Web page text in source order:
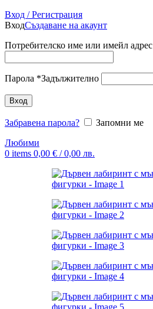
Вход / Регистрация
ВходСъздаване на акаунт
Потребителско име или имейл адрес
Парола *Задължително
Вход
Забравена парола?
Запомни ме
Любими
0 items 0,00 € / 0,00 лв.